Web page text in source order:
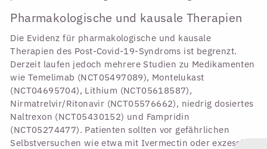
Pharmakologische und kausale Therapien
Die Evidenz für pharmakologische und kausale
Therapien des Post-Covid-19-Syndroms ist begrenzt.
Derzeit laufen jedoch mehrere Studien zu Medikamenten
wie Temelimab (NCT05497089), Montelukast
(NCT04695704), Lithium (NCT05618587),
Nirmatrelvir/Ritonavir (NCT05576662), niedrig dosiertes
Naltrexon (NCT05430152) und Fampridin
(NCT05274477). Patienten sollten vor gefährlichen
Selbstversuchen wie etwa mit Ivermectin oder exzessiver